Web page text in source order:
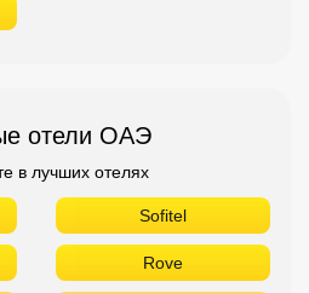
отели ОАЭ
в лучших отелях
Sofitel
Rove